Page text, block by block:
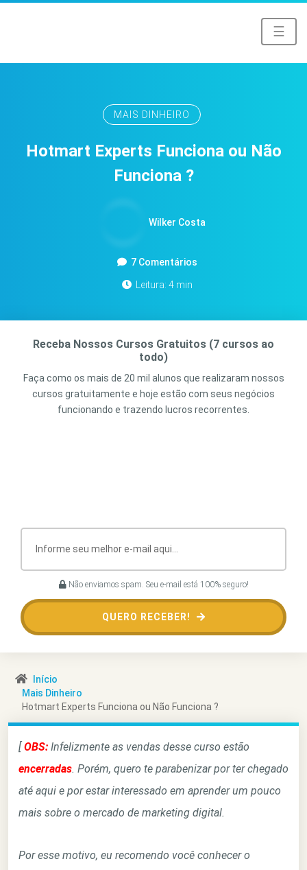
☰
MAIS DINHEIRO
Hotmart Experts Funciona ou Não
Funciona ?
Wilker Costa
7 Comentários
Leitura: 4 min
Receba Nossos Cursos Gratuitos (7 cursos ao
todo)
Faça como os mais de 20 mil alunos que realizaram nossos
cursos gratuitamente e hoje estão com seus negócios
funcionando e trazendo lucros recorrentes.
Não enviamos spam. Seu e-mail está 100% seguro!
QUERO RECEBER!
Início
Mais Dinheiro
Hotmart Experts Funciona ou Não Funciona ?
[OBS: Infelizmente as vendas desse curso estão
encerradas. Porém, quero te parabenizar por ter chegado
até aqui e por estar interessado em aprender um pouco
mais sobre o mercado de marketing digital.
Por esse motivo, eu recomendo você conhecer o